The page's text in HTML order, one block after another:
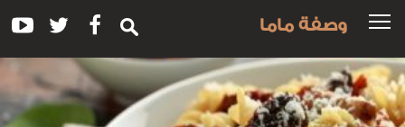
وصفة ماما